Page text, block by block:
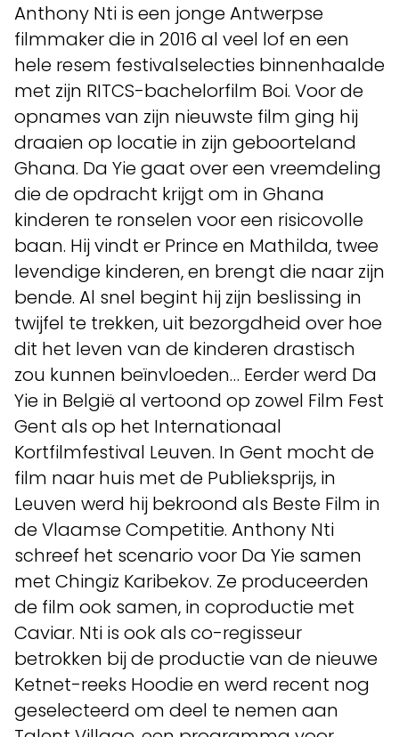
Anthony Nti is een jonge Antwerpse
filmmaker die in 2016 al veel lof en een
hele resem festivalselecties binnenhaalde
met zijn RITCS-bachelorfilm Boi. Voor de
opnames van zijn nieuwste film ging hij
draaien op locatie in zijn geboorteland
Ghana. Da Yie gaat over een vreemdeling
die de opdracht krijgt om in Ghana
kinderen te ronselen voor een risicovolle
baan. Hij vindt er Prince en Mathilda, twee
levendige kinderen, en brengt die naar zijn
bende. Al snel begint hij zijn beslissing in
twijfel te trekken, uit bezorgdheid over hoe
dit het leven van de kinderen drastisch
zou kunnen beïnvloeden… Eerder werd Da
Yie in België al vertoond op zowel Film Fest
Gent als op het Internationaal
Kortfilmfestival Leuven. In Gent mocht de
film naar huis met de Publieksprijs, in
Leuven werd hij bekroond als Beste Film in
de Vlaamse Competitie. Anthony Nti
schreef het scenario voor Da Yie samen
met Chingiz Karibekov. Ze produceerden
de film ook samen, in coproductie met
Caviar. Nti is ook als co-regisseur
betrokken bij de productie van de nieuwe
Ketnet-reeks Hoodie en werd recent nog
geselecteerd om deel te nemen aan